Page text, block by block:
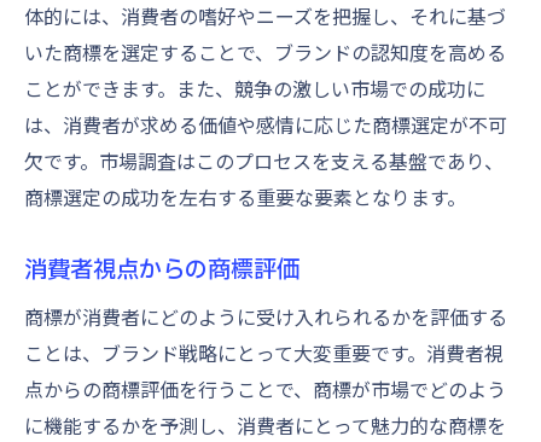
体的には、消費者の嗜好やニーズを把握し、それに基づ
いた商標を選定することで、ブランドの認知度を高める
ことができます。また、競争の激しい市場での成功に
は、消費者が求める価値や感情に応じた商標選定が不可
欠です。市場調査はこのプロセスを支える基盤であり、
商標選定の成功を左右する重要な要素となります。
消費者視点からの商標評価
商標が消費者にどのように受け入れられるかを評価する
ことは、ブランド戦略にとって大変重要です。消費者視
点からの商標評価を行うことで、商標が市場でどのよう
に機能するかを予測し、消費者にとって魅力的な商標を